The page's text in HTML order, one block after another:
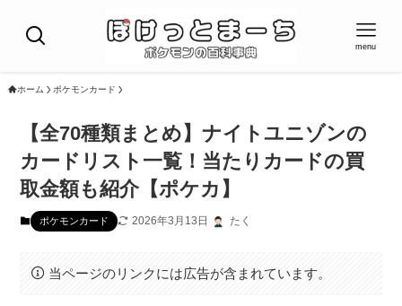
menu
ホーム ポケモンカード
【全70種類まとめ】ナイトユニゾンの
カードリスト一覧！当たりカードの買
取金額も紹介【ポケカ】
ポケモンカード 2026年3月13日 たく
当ページのリンクには広告が含まれています。